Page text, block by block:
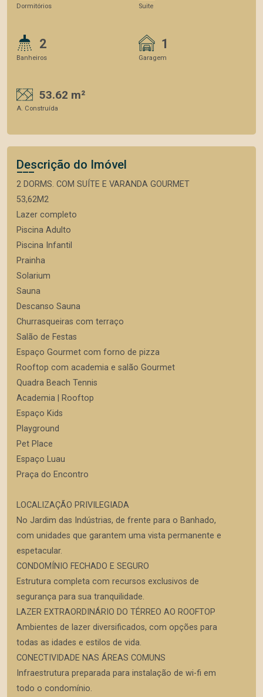
Dormitórios Suite
2
Banheiros
1
Garagem
53.62 m²
A. Construída
Descrição do Imóvel
2 DORMS. COM SUÍTE E VARANDA GOURMET
53,62M2
Lazer completo
Piscina Adulto
Piscina Infantil
Prainha
Solarium
Sauna
Descanso Sauna
Churrasqueiras com terraço
Salão de Festas
Espaço Gourmet com forno de pizza
Rooftop com academia e salão Gourmet
Quadra Beach Tennis
Academia | Rooftop
Espaço Kids
Playground
Pet Place
Espaço Luau
Praça do Encontro
LOCALIZAÇÃO PRIVILEGIADA
No Jardim das Indústrias, de frente para o Banhado,
com unidades que garantem uma vista permanente e
espetacular.
CONDOMÍNIO FECHADO E SEGURO
Estrutura completa com recursos exclusivos de
segurança para sua tranquilidade.
LAZER EXTRAORDINÁRIO DO TÉRREO AO ROOFTOP
Ambientes de lazer diversificados, com opções para
todas as idades e estilos de vida.
CONECTIVIDADE NAS ÁREAS COMUNS
Infraestrutura preparada para instalação de wi-fi em
todo o condomínio.